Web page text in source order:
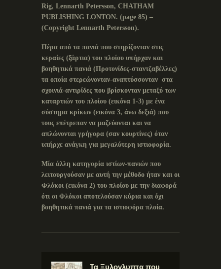
Rig, Lennarth Petersson, CHATHAM
PUBLISHING LONTON. (page 85) –
(Copyright Lennarth Petersson).
Πέρα από τα πανιά που στηρίζονταν στις
κεραίες (ξάρτια) του πλοίου υπήρχαν και
βοηθητικά πανιά (Προτονίδες-σταντζαβέλλες)
τα οποία στερεώνονταν-αναπτύσσονταν στα
σχοινιά-αντιρίδες που βρίσκονταν μεταξύ των
καταρτιών του πλοίου (εικόνα 1-3) με ένα
σύστημα κρίκων (εικόνα 3, άνω δεξιά) που
τους επέτρεπαν να μαζεύονται και να
απλώνονται γρήγορα (σαν κουρτίνες) όταν
υπήρχε ανάγκη για μεγαλύτερη ιστιοφορία.
Μία άλλη κατηγορία ιστίων-πανιών που
λειτουργούσαν με αυτή την μέθοδο ήταν και οι
Φλόκοι (εικόνα 2) του πλοίου με την διαφορά
ότι οι Φλόκοι αποτελούσαν κύρια και όχι
βοηθητικά πανιά για τα ιστιοφόρα πλοία.
Τα Ξυλογλυπτα που